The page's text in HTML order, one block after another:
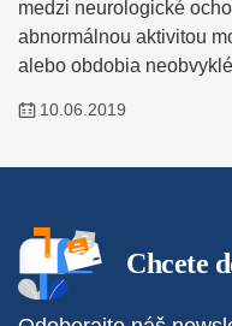
medzi neurologické
abnormálnou aktivitou
alebo obdobia
10.06.2019
Chcete